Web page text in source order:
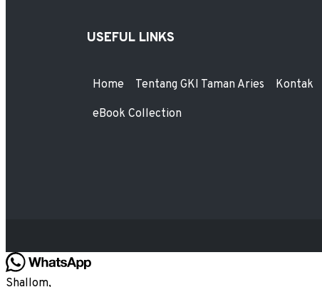
USEFUL LINKS
Home Tentang GKI Taman Aries Kontak
eBook Collection
Shallom,